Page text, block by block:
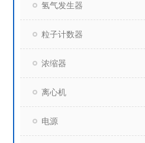
氢气发生器
粒子计数器
浓缩器
离心机
电源